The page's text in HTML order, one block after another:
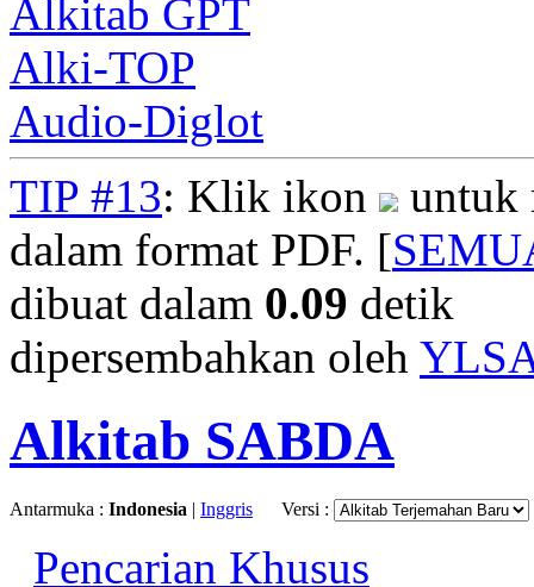
Alkitab GPT
Alki-TOP
Audio-Diglot
TIP #13: Klik ikon
untuk
dalam format PDF. [
dibuat dalam 0.09 detik
dipersembahkan oleh
Alkitab SABDA
Antarmuka : Indonesia | Inggris Versi :
Pencarian Khusus